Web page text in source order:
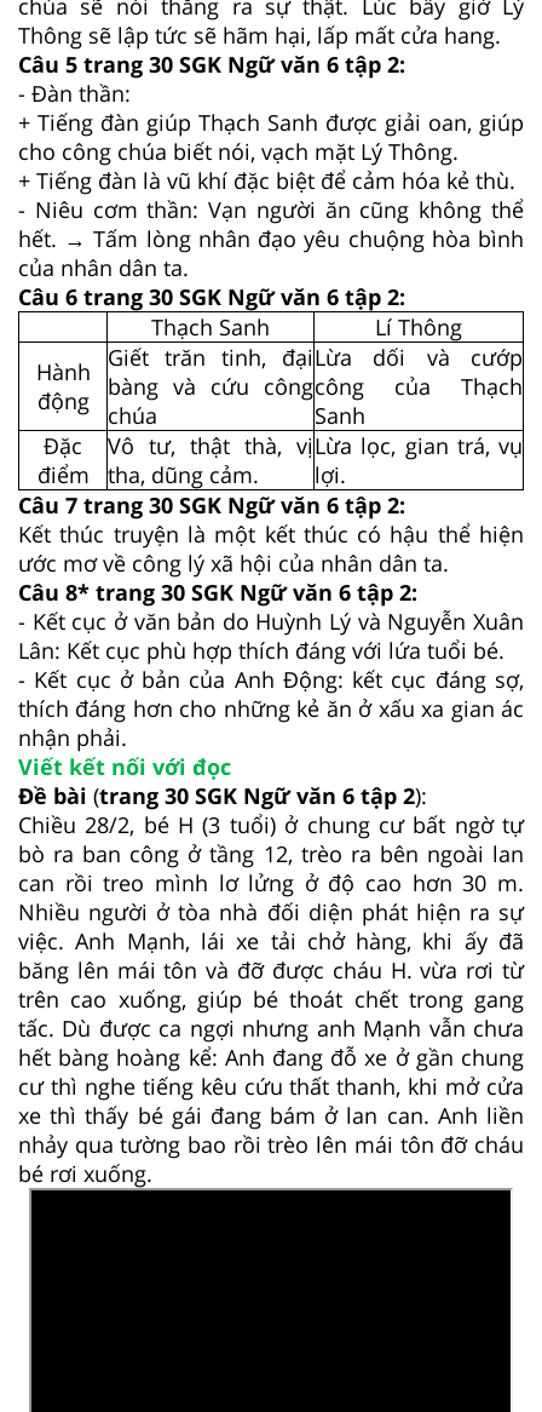
Thông sẽ lập tức sẽ hãm hại, lấp mất cửa hang.
Câu 5 trang 30 SGK Ngữ văn 6 tập 2:
- Đàn thần:
+ Tiếng đàn giúp Thạch Sanh được giải oan, giúp
cho công chúa biết nói, vạch mặt Lý Thông.
+ Tiếng đàn là vũ khí đặc biệt để cảm hóa kẻ thù.
- Niêu cơm thần: Vạn người ăn cũng không thể
hết. → Tấm lòng nhân đạo yêu chuộng hòa bình
của nhân dân ta.
Câu 6 trang 30 SGK Ngữ văn 6 tập 2:
Thạch Sanh
Lí Thông
Hành
động
Giết trăn tinh, đại
bàng và cứu công
chúa
Lừa dối và cướp
công của Thạch
Sanh
Đặc
điểm
Vô tư, thật thà, vị
tha, dũng cảm.
Lừa lọc, gian trá, vụ
lợi.
Câu 7 trang 30 SGK Ngữ văn 6 tập 2:
Kết thúc truyện là một kết thúc có hậu thể hiện
ước mơ về công lý xã hội của nhân dân ta.
Câu 8* trang 30 SGK Ngữ văn 6 tập 2:
- Kết cục ở văn bản do Huỳnh Lý và Nguyễn Xuân
Lân: Kết cục phù hợp thích đáng với lứa tuổi bé.
- Kết cục ở bản của Anh Động: kết cục đáng sợ,
thích đáng hơn cho những kẻ ăn ở xấu xa gian ác
nhận phải.
Viết kết nối với đọc
Đề bài (trang 30 SGK Ngữ văn 6 tập 2):
Chiều 28/2, bé H (3 tuổi) ở chung cư bất ngờ tự
bò ra ban công ở tầng 12, trèo ra bên ngoài lan
can rồi treo mình lơ lửng ở độ cao hơn 30 m.
Nhiều người ở tòa nhà đối diện phát hiện ra sự
việc. Anh Mạnh, lái xe tải chở hàng, khi ấy đã
băng lên mái tôn và đỡ được cháu H. vừa rơi từ
trên cao xuống, giúp bé thoát chết trong gang
tấc. Dù được ca ngợi nhưng anh Mạnh vẫn chưa
hết bàng hoàng kể: Anh đang đỗ xe ở gần chung
cư thì nghe tiếng kêu cứu thất thanh, khi mở cửa
xe thì thấy bé gái đang bám ở lan can. Anh liền
nhảy qua tường bao rồi trèo lên mái tôn đỡ cháu
bé rơi xuống.